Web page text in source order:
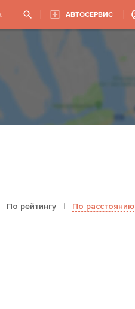
АВТОСЕРВИС
По рейтингу | По расстоянию